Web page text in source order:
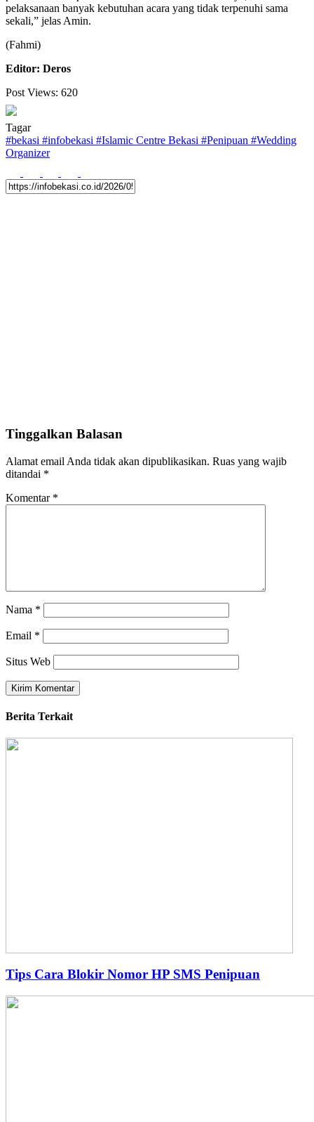
pelaksanaan banyak kebutuhan acara yang tidak terpenuhi sama
sekali,” jelas Amin.
(Fahmi)
Editor: Deros
Post Views: 620
Tagar
#bekasi #infobekasi #Islamic Centre Bekasi #Penipuan #Wedding
Organizer
Tinggalkan Balasan
Alamat email Anda tidak akan dipublikasikan. Ruas yang wajib
ditandai *
Komentar *
Nama *
Email *
Situs Web
Berita Terkait
Tips Cara Blokir Nomor HP SMS Penipuan